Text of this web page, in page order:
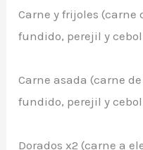
Carne y frijoles (carne
fundido, perejil y
Carne asada (carne
fundido, perejil y
Dorados x2 (carne a